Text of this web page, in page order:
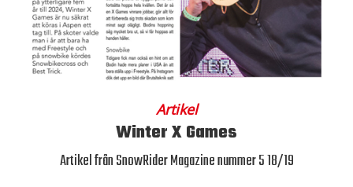
Artikel
Winter X Games
Artikel från SnowRider Magazine nummer 5 18/19